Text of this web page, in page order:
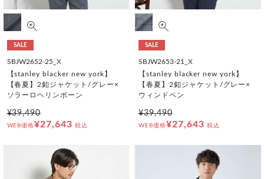
SALE
SBJW2652-25_X
【stanley blacker new york】
【春夏】2釦ジャケット/グレー×
ソラーロヘリンボーン
¥39,490
WEB価格¥27,643 税込
SALE
SBJW2653-21_X
【stanley blacker new york】
【春夏】2釦ジャケット/グレー×
ウィンドペン
¥39,490
WEB価格¥27,643 税込